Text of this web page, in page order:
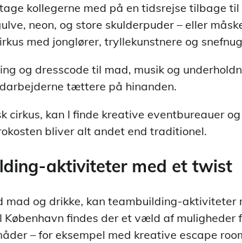
kollegerne med på en tidsrejse tilbage til
neon, og store skulderpuder – eller
med jonglører, tryllekunstnere og
og dresscode til mad, musik og
tættere på hinanden.
kan I finde kreative eventbureauer og
bliver alt andet end traditionel.
aktiviteter med et twist
mad og drikke, kan teambuilding-aktiviteter
findes der et væld af muligheder
– for eksempel med kreative escape